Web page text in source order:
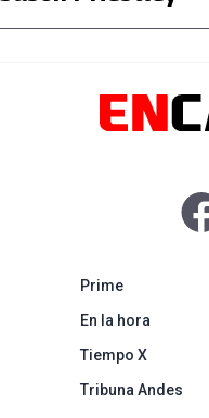
Primeabre en
En la horaabre en
Tiempo Xabre en
Tribuna Andes